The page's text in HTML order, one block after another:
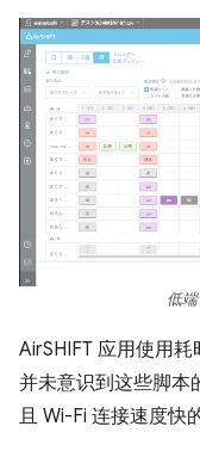
低
AirSHIFT 应用使用
并未意识到这些脚本
且 Wi-Fi 连接速度快